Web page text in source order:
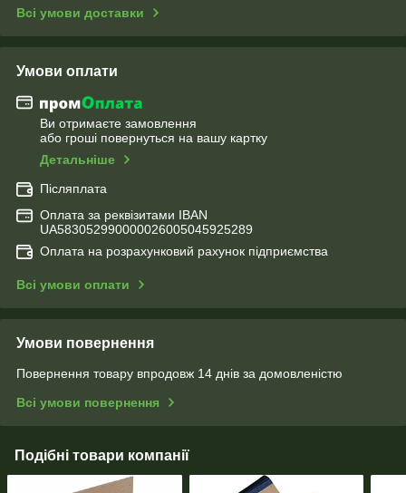
Всі умови доставки
Умови оплати
Ви отримаєте замовлення
або гроші повернуться на вашу картку
Детальніше
Післяплата
Оплата за реквізитами IBAN
UA583052990000026005045925289
Оплата на розрахунковий рахунок підприємства
Всі умови оплати
Умови повернення
Повернення товару впродовж 14 днів за домовленістю
Всі умови повернення
Подібні товари компанії